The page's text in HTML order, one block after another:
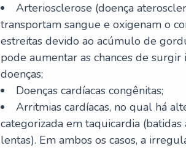
Arteriosclerose (doença
transportam sangue e oxigenam o
estreitas devido ao acúmulo de
pode aumentar as chances de
doenças;
Doenças cardíacas congênitas;
Arritmias cardíacas, no qual há
categorizada em taquicardia
lentas). Em ambos os casos, a